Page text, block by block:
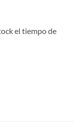
el tiempo de